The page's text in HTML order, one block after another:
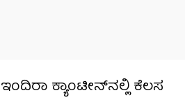
ಇಂದಿರಾ ಕ್ಯಾಂಟೀನ್‌ನಲ್ಲಿ ಕೆಲಸ